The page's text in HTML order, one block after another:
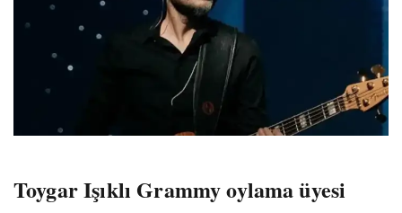
Toygar Işıklı Grammy oylama üyesi